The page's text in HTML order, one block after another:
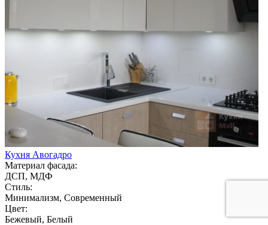
Кухня Авогадро
Материал фасада:
ДСП, МДФ
Стиль:
Минимализм, Современный
Цвет:
Бежевый, Белый